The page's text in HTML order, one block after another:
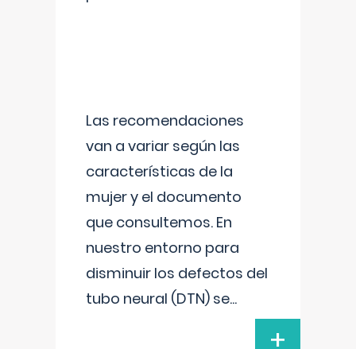
Las recomendaciones
van a variar según las
características de la
mujer y el documento
que consultemos. En
nuestro entorno para
disminuir los defectos del
tubo neural (DTN) se...
+